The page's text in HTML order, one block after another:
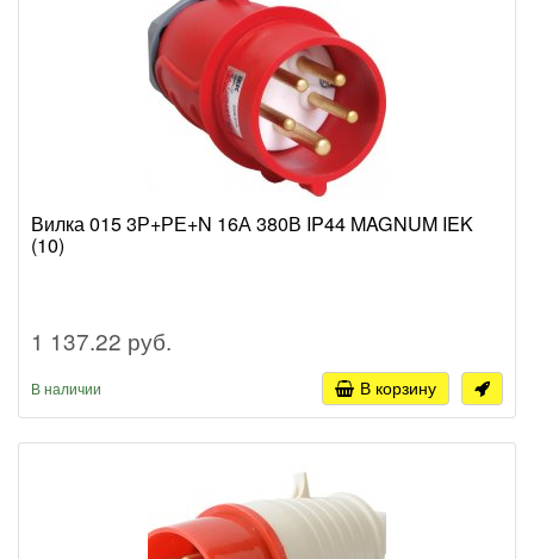
Вилка 015 3Р+РЕ+N 16А 380В IP44 MAGNUM IEK
(10)
1 137.22 руб.
В наличии В корзину